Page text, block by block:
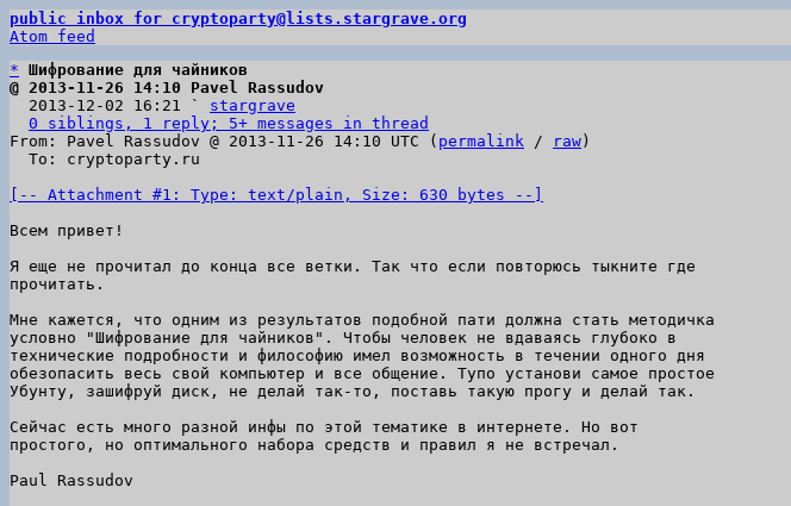
public inbox for cryptoparty@lists.stargrave.org
Atom feed
* Шифрование для чайников
@ 2013-11-26 14:10 Pavel Rassudov
2013-12-02 16:21 ` stargrave
0 siblings, 1 reply; 5+ messages in thread
From: Pavel Rassudov @ 2013-11-26 14:10 UTC ( permalink / raw )
[-- Attachment #1: Type: text/plain, Size: 630 bytes --]
Всем привет!
Я еще не прочитал до конца все ветки. Так что если повторюсь тыкните где
прочитать.
Мне кажется, что одним из результатов подобной пати должна стать методичка
условно "Шифрование для чайников". Чтобы человек не вдаваясь глубоко в
технические подробности и философию имел возможность в течении одного дня
обезопасить весь свой компьютер и все общение. Тупо установи самое простое
Убунту, зашифруй диск, не делай так-то, поставь такую прогу и делай так.
Сейчас есть много разной инфы по этой тематике в интернете. Но вот
простого, но оптимального набора средств и правил я не встречал.
Paul Rassudov